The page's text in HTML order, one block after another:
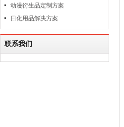
动漫衍生品定制方案
日化用品解决方案
联系我们